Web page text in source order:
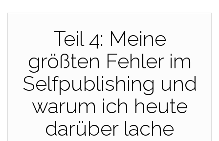
Teil 4: Meine
größten Fehler im
Selfpublishing und
warum ich heute
darüber lache